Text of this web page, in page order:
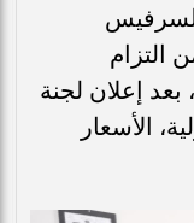
التزام
بعد إعلان لجنة
الأسعار